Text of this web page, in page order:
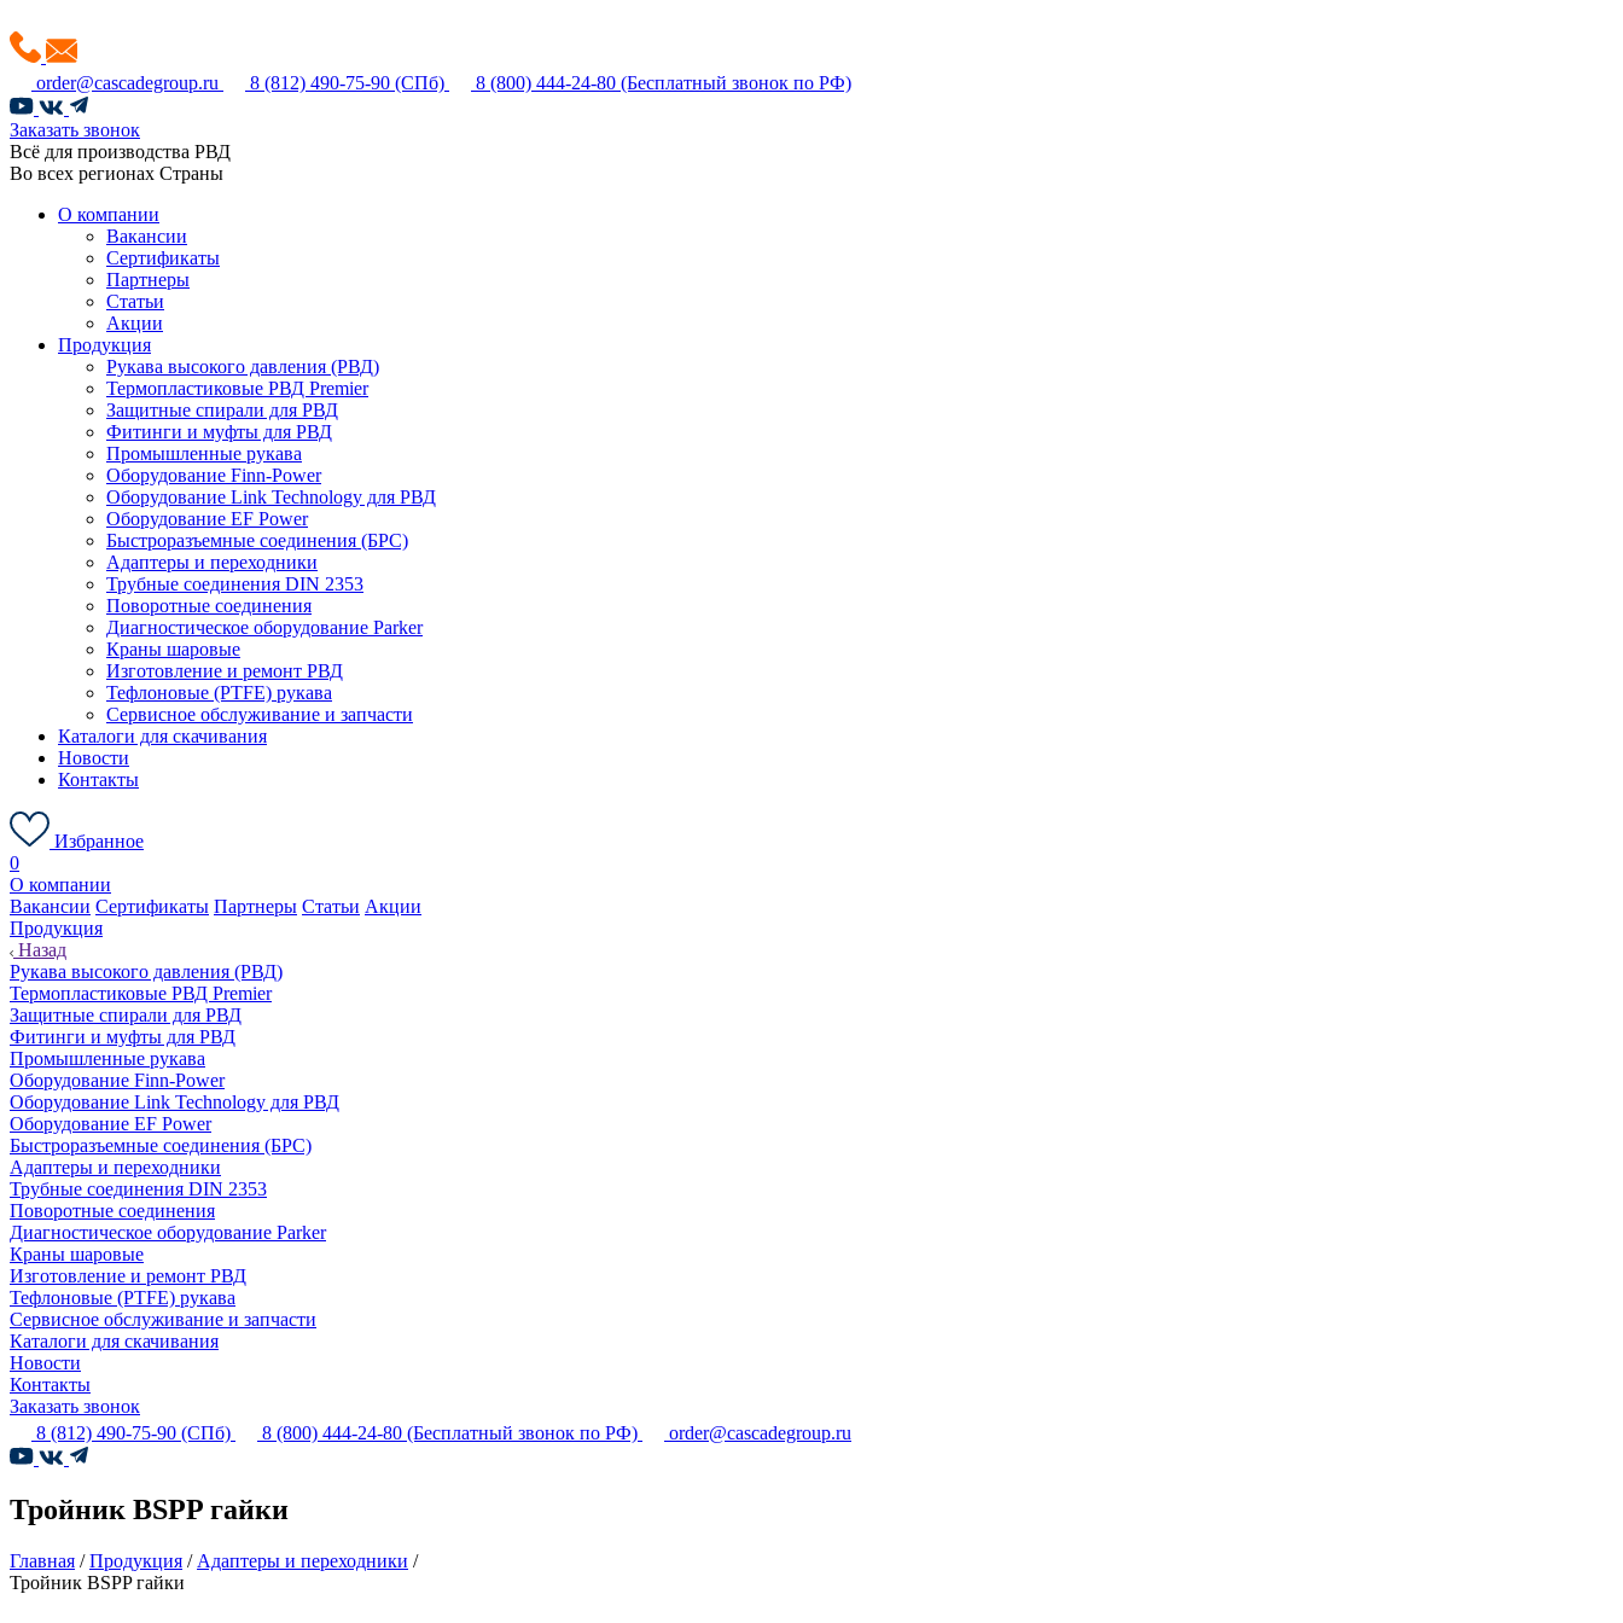
order@cascadegroup.ru 8 (812) 490-75-90 (СПб) 8 (800) 444-24-80 (Бесплатный звонок по РФ)
Заказать звонок
Всё для производства РВД
Во всех регионах Страны
О компании
Вакансии
Сертификаты
Партнеры
Статьи
Акции
Продукция
Рукава высокого давления (РВД)
Термопластиковые РВД Premier
Защитные спирали для РВД
Фитинги и муфты для РВД
Промышленные рукава
Оборудование Finn-Power
Оборудование Link Technology для РВД
Оборудование EF Power
Быстроразъемные соединения (БРС)
Адаптеры и переходники
Трубные соединения DIN 2353
Поворотные соединения
Диагностическое оборудование Parker
Краны шаровые
Изготовление и ремонт РВД
Тефлоновые (PTFE) рукава
Сервисное обслуживание и запчасти
Каталоги для скачивания
Новости
Контакты
Избранное
0
О компании
Вакансии Сертификаты Партнеры Статьи Акции
Продукция
Назад
Рукава высокого давления (РВД)
Термопластиковые РВД Premier
Защитные спирали для РВД
Фитинги и муфты для РВД
Промышленные рукава
Оборудование Finn-Power
Оборудование Link Technology для РВД
Оборудование EF Power
Быстроразъемные соединения (БРС)
Адаптеры и переходники
Трубные соединения DIN 2353
Поворотные соединения
Диагностическое оборудование Parker
Краны шаровые
Изготовление и ремонт РВД
Тефлоновые (PTFE) рукава
Сервисное обслуживание и запчасти
Каталоги для скачивания
Новости
Контакты
Заказать звонок
8 (812) 490-75-90 (СПб) 8 (800) 444-24-80 (Бесплатный звонок по РФ) order@cascadegroup.ru
Тройник BSPP гайки
Главная /Продукция / Адаптеры и переходники /
Тройник BSPP гайки